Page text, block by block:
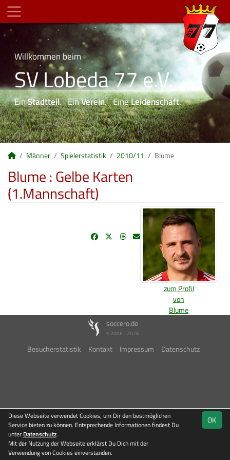
Willkommen beim
SV Lobeda 77 e.V.
EinStadtteil. EinVerein. EineLeidenschaft.
Männer Spielerstatistik 2010/11 Blume
Blume : Gelbe Karten
(1.Mannschaft)
zum Profil
von
Blume
soccero.de
© 2006 - 2026
Besucherstatistik Kontakt Impressum Datenschutz
OK
Diese Webseite verwendet Cookies, um Dir den bestmöglichen
Service bieten zu können. Entsprechende Informationen findest Du
unter Datenschutz.
Mit der Nutzung der Webseite erklärst Du Dich mit der
Verwendung von Cookies einverstanden.